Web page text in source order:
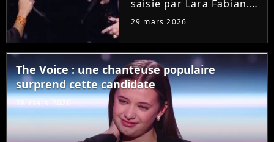
saisie par Lara Fabian.
Hier soir dans "The
Joanna, ancienne demi-
finaliste de la "Star
Academy", a bouleversé
la coach. Elle n'a pas
résisté...
29 mars 2026
The Voice : une chanteuse populaire
surprend cette candidate
28 mars 2026